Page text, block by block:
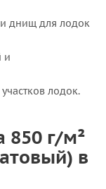
и днищ для лодок
и
лодок.
850 г/м²
в